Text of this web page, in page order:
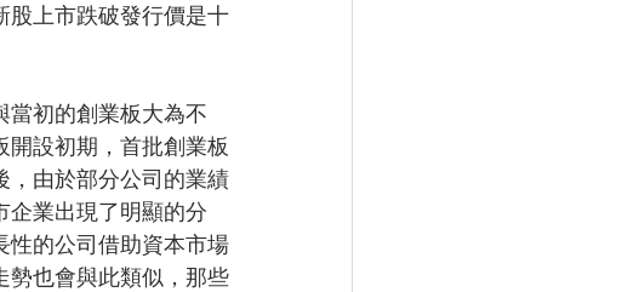
股上市跌破發行價是十
當初的創業板大為不
設初期，首批創業板
，由於部分公司的業績
企業出現了明顯的分
性的公司借助資本市場
勢也會與此類似，那些